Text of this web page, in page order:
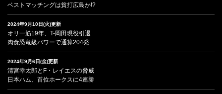
ベストマッチングは貧打広島か!?
2024年9月10日(火)更新
オリ一筋19年、T-岡田現役引退
肉食恐竜級パワーで通算204発
2024年9月6日(金)更新
清宮幸太郎とF・レイエスの脅威
日本ハム、首位ホークスに4連勝